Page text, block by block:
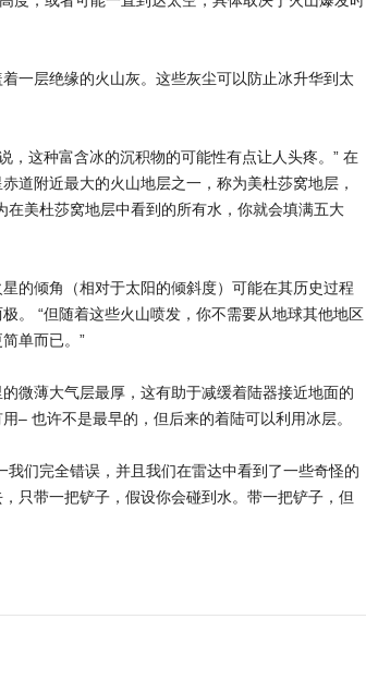
一层绝缘的火山灰。这些灰尘可以防止冰升华到太
，这种富含冰的沉积物的可能性有点让人头疼。” 在
道附近最大的火山地层之一，称为美杜莎窝地层，
美杜莎窝地层中看到的所有水，你就会填满五大
的倾角（相对于太阳的倾斜度）可能在其历史过程
。 “但随着这些火山喷发，你不需要从地球其他地区
单而已。”
微薄大气层最厚，这有助于减缓着陆器接近地面的
– 也许不是最早的，但后来的着陆可以利用冰层。
们完全错误，并且我们在雷达中看到了一些奇怪的
只带一把铲子，假设你会碰到水。带一把铲子，但